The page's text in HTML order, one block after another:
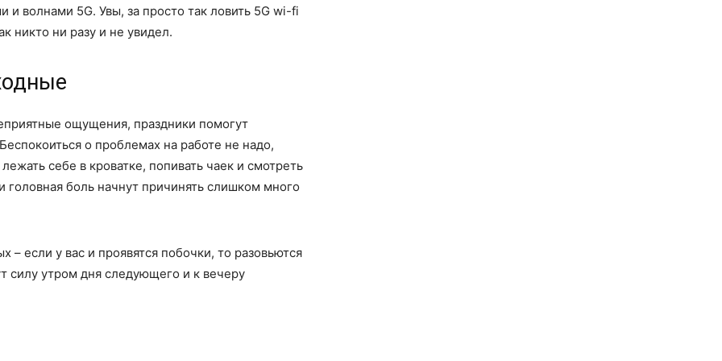
волнами 5G. Увы, за просто так ловить 5G wi-fi
никто ни разу и не увидел.
ощущения, праздники помогут
о проблемах на работе не надо,
себе в кроватке, попивать чаек и смотреть
головная боль начнут причинять слишком много
– если у вас и проявятся побочки, то разовьются
силу утром дня следующего и к вечеру